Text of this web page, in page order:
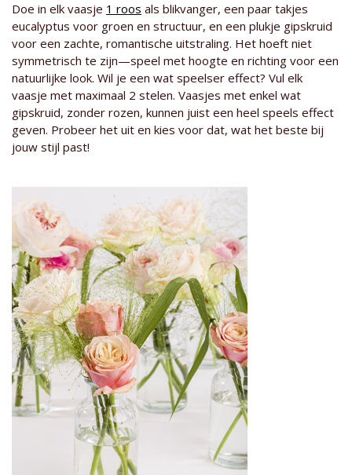
Doe in elk vaasje 1 roos als blikvanger, een paar takjes
eucalyptus voor groen en structuur, en een plukje gipskruid
voor een zachte, romantische uitstraling. Het hoeft niet
symmetrisch te zijn—speel met hoogte en richting voor een
natuurlijke look. Wil je een wat speelser effect? Vul elk
vaasje met maximaal 2 stelen. Vaasjes met enkel wat
gipskruid, zonder rozen, kunnen juist een heel speels effect
geven. Probeer het uit en kies voor dat, wat het beste bij
jouw stijl past!